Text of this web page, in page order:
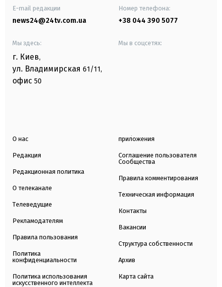
E-mail редакции
news24@24tv.com.ua
Номер телефона:
+38 044 390 5077
Мы здесь:
г. Киев,
ул. Владимирская 61/11,
офис 50
Мы в соцсетях:
О нас
Редакция
Редакционная политика
О телеканале
Телеведущие
Рекламодателям
Правила пользования
Политика
конфиденциальности
Политика использования
искусственного интеллекта
приложения
Соглашение пользователя
Сообщества
Правила комментирования
Техническая информация
Контакты
Вакансии
Структура собственности
Архив
Карта сайта